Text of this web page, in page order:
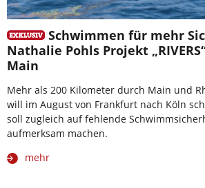
Schwimmen für mehr
Nathalie Pohls Projekt
Main
Mehr als 200 Kilometer durch Main und
will im August von Frankfurt nach Köln
soll zugleich auf fehlende
aufmerksam machen.
mehr